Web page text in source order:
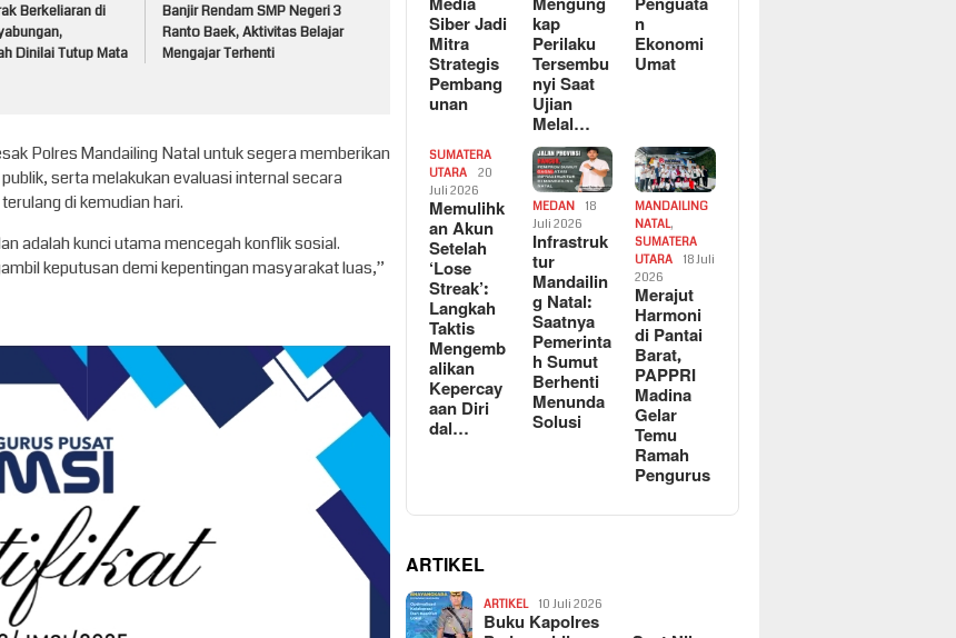
Berkeliaran di
Dinilai Tutup Mata
Banjir Rendam SMP Negeri 3
Ranto Baek, Aktivitas Belajar
Mengajar Terhenti
Polres Mandailing Natal untuk segera memberikan
serta melakukan evaluasi internal secara
di kemudian hari.
adalah kunci utama mencegah konflik sosial.
keputusan demi kepentingan masyarakat luas,”
Siber Jadi
Mitra
Strategis
Pembang
unan
kap
Perilaku
Tersembu
nyi Saat
Ujian
Melal…
n
Ekonomi
Umat
SUMATERA
UTARA
20
Juli 2026
Memulihk
an Akun
Setelah
‘Lose
Streak’:
Langkah
Taktis
Mengemb
alikan
Kepercay
aan Diri
dal…
MEDAN
18
Juli 2026
Infrastruk
tur
Mandailin
g Natal:
Saatnya
Pemerinta
h Sumut
Berhenti
Menunda
Solusi
MANDAILING
NATAL,
SUMATERA
UTARA
18 Juli
2026
Merajut
Harmoni
di Pantai
Barat,
PAPPRI
Madina
Gelar
Temu
Ramah
Pengurus
ARTIKEL
ARTIKEL 10 Juli 2026
Buku Kapolres